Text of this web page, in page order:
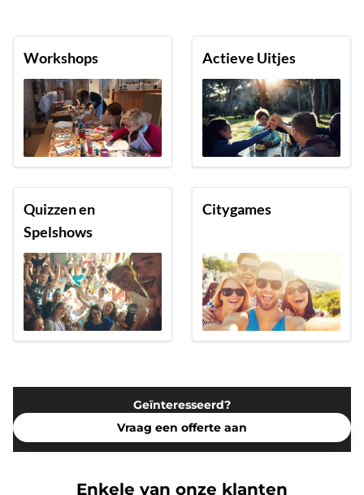
Workshops Actieve Uitjes
Quizzen en
Spelshows
Citygames
Geïnteresseerd?
Vraag een offerte aan
Enkele van onze klanten